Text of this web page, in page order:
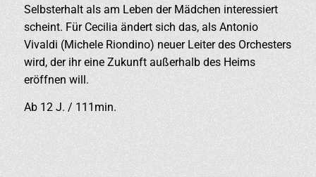
Selbsterhalt als am Leben der Mädchen interessiert
scheint. Für Cecilia ändert sich das, als Antonio
Vivaldi (Michele Riondino) neuer Leiter des Orchesters
wird, der ihr eine Zukunft außerhalb des Heims
eröffnen will.
Ab 12 J. / 111min.